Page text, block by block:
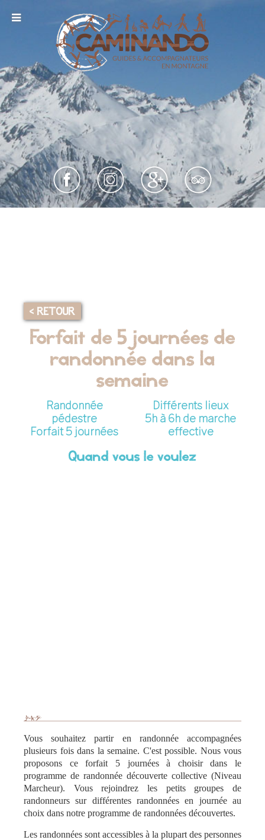
< RETOUR
Forfait de 5 journées de
randonnée dans la
semaine
Randonnée
pédestre
Forfait 5 journées
Différents lieux
5h à 6h de marche
effective
Quand vous le voulez
Vous souhaitez partir en randonnée accompagnées
plusieurs fois dans la semaine. C'est possible. Nous vous
proposons ce forfait 5 journées à choisir dans le
programme de randonnée découverte collective (Niveau
Marcheur). Vous rejoindrez les petits groupes de
randonneurs sur différentes randonnées en journée au
choix dans notre programme de randonnées découvertes.
Les randonnées sont accessibles à la plupart des personnes